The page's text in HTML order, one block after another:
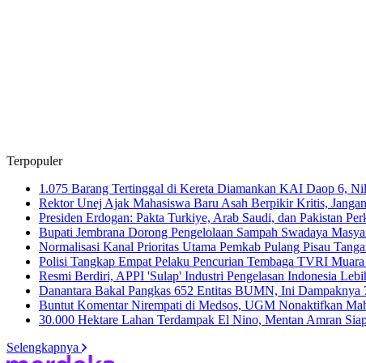
Terpopuler
1.075 Barang Tertinggal di Kereta Diamankan KAI Daop 6,
Rektor Unej Ajak Mahasiswa Baru Asah Berpikir Kritis,
Presiden Erdogan: Pakta Turkiye, Arab Saudi, dan Pakistan
Bupati Jembrana Dorong Pengelolaan Sampah Swadaya
Normalisasi Kanal Prioritas Utama Pemkab Pulang Pisau
Polisi Tangkap Empat Pelaku Pencurian Tembaga TVRI
Resmi Berdiri, APPI 'Sulap' Industri Pengelasan Indonesia
Danantara Bakal Pangkas 652 Entitas BUMN, Ini Dampaknya
Buntut Komentar Nirempati di Medsos, UGM Nonaktifkan
30.000 Hektare Lahan Terdampak El Nino, Mentan Amran
Selengkapnya